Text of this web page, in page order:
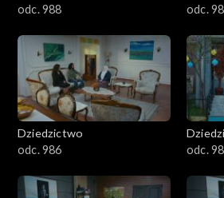
odc. 988
odc.
Dziedzictwo
odc. 986
odc.